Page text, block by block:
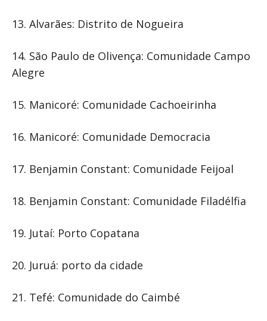
13. Alvarães: Distrito de Nogueira
14. São Paulo de Olivença: Comunidade Campo
Alegre
15. Manicoré: Comunidade Cachoeirinha
16. Manicoré: Comunidade Democracia
17. Benjamin Constant: Comunidade Feijoal
18. Benjamin Constant: Comunidade Filadélfia
19. Jutaí: Porto Copatana
20. Juruá: porto da cidade
21. Tefé: Comunidade do Caimbé